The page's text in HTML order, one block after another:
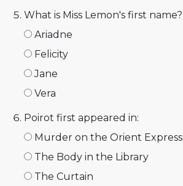
What is Miss Lemon's first name?
Ariadne
Felicity
Jane
Vera
Poirot first appeared in:
Murder on the Orient Express
The Body in the Library
The Curtain